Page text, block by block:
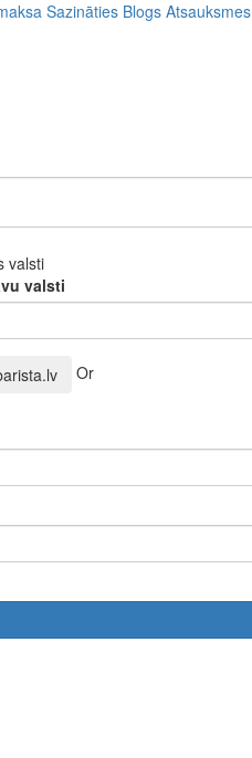
Sazināties Blogs Atsauksmes
valsti
valsti
Or